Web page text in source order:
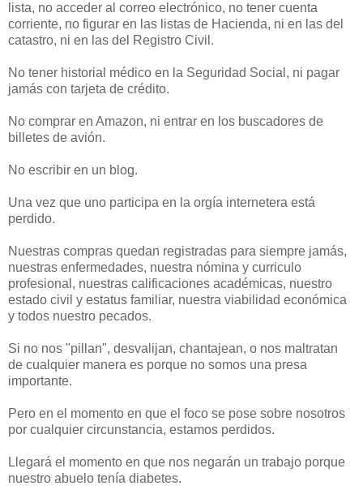
lista, no acceder al correo electrónico, no tener cuenta
corriente, no figurar en las listas de Hacienda, ni en las del
catastro, ni en las del Registro Civil.
No tener historial médico en la Seguridad Social, ni pagar
jamás con tarjeta de crédito.
No comprar en Amazon, ni entrar en los buscadores de
billetes de avión.
No escribir en un blog.
Una vez que uno participa en la orgía internetera está
perdido.
Nuestras compras quedan registradas para siempre jamás,
nuestras enfermedades, nuestra nómina y curriculo
profesional, nuestras calificaciones académicas, nuestro
estado civil y estatus familiar, nuestra viabilidad económica
y todos nuestro pecados.
Si no nos "pillan", desvalijan, chantajean, o nos maltratan
de cualquier manera es porque no somos una presa
importante.
Pero en el momento en que el foco se pose sobre nosotros
por cualquier circunstancia, estamos perdidos.
Llegará el momento en que nos negarán un trabajo porque
nuestro abuelo tenía diabetes.